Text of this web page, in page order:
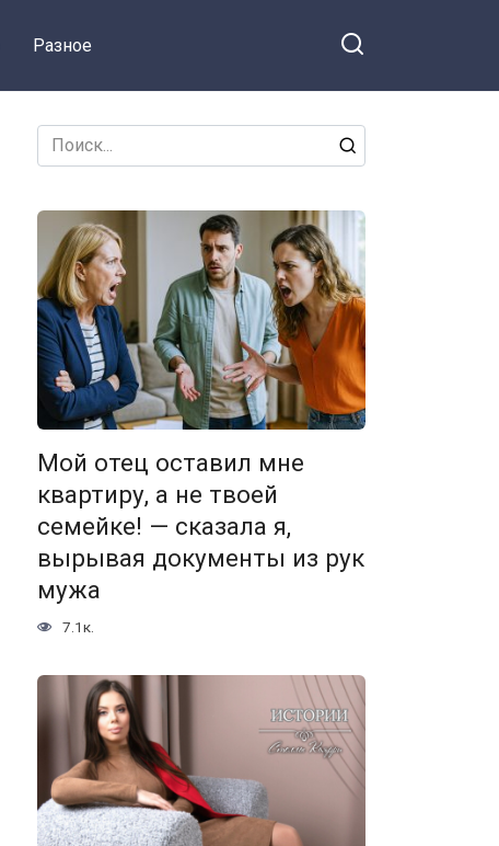
Разное
Search
for:
Мой отец оставил мне
квартиру, а не твоей
семейке! — сказала я,
вырывая документы из рук
мужа
7.1к.